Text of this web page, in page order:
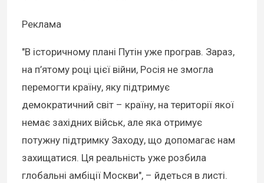
Реклама
"В історичному плані Путін уже програв. Зараз,
на п’ятому році цієї війни, Росія не змогла
перемогти країну, яку підтримує
демократичний світ – країну, на території якої
немає західних військ, але яка отримує
потужну підтримку Заходу, що допомагає нам
захищатися. Ця реальність уже розбила
глобальні амбіції Москви", – йдеться в листі.